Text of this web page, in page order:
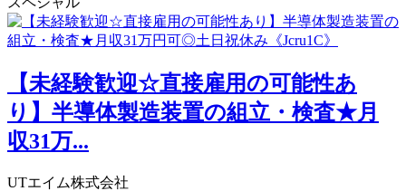
【未経験歓迎☆直接雇用の可能性あ
り】半導体製造装置の組立・検査★月
収31万...
UTエイム株式会社